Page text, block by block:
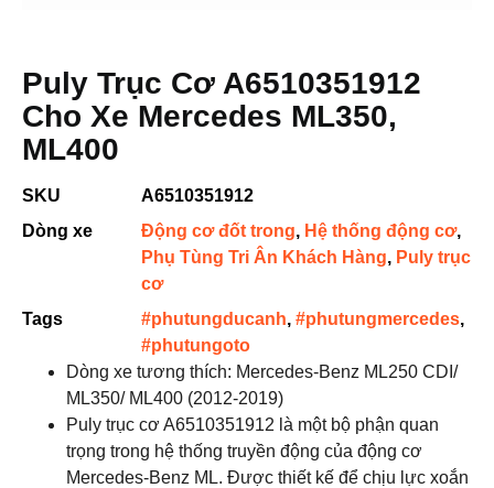
Puly Trục Cơ A6510351912
Cho Xe Mercedes ML350,
ML400
SKU
A6510351912
Dòng xe
Động cơ đốt trong, Hệ thống động cơ,
Phụ Tùng Tri Ân Khách Hàng, Puly trục
cơ
Tags
#phutungducanh, #phutungmercedes,
#phutungoto
Dòng xe tương thích: Mercedes-Benz ML250 CDI/
ML350/ ML400 (2012-2019)
Puly trục cơ A6510351912 là một bộ phận quan
trọng trong hệ thống truyền động của động cơ
Mercedes-Benz ML. Được thiết kế để chịu lực xoắn